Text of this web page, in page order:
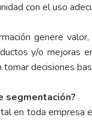
con el uso
genere
y/o mejoras
decisiones
segmentación?
en toda empresa